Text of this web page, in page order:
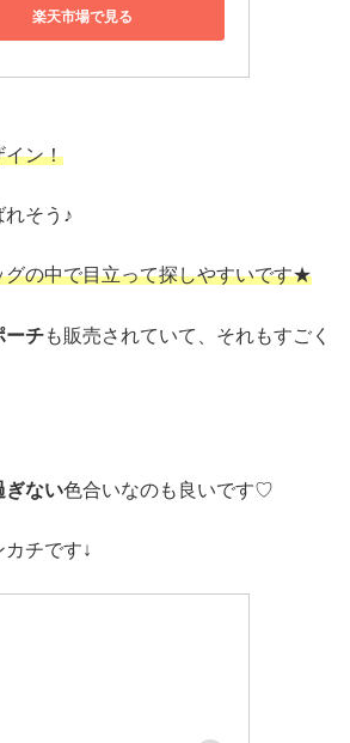
楽天市場で見る
イン！
れそう♪
グの中で目立って探しやすいです★
ーチも販売されていて、それもすごく
ぎない色合いなのも良いです♡
チです↓